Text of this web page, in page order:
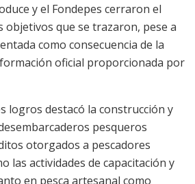
y el Fondepes cerraron el
objetivos que se trazaron, pese a
como consecuencia de la
oficial proporcionada por
logros destacó la construcción y
pesqueros
otorgados a pescadores
las actividades de capacitación y
en pesca artesanal como